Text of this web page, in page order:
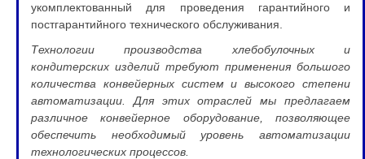
укомплектованный для проведения гарантийного и
постгарантийного технического обслуживания.
Технологии производства хлебобулочных и
кондитерских изделий требуют применения большого
количества конвейерных систем и высокого степени
автоматизации. Для этих отраслей мы предлагаем
различное конвейерное оборудование, позволяющее
обеспечить необходимый уровень автоматизации
технологических процессов.